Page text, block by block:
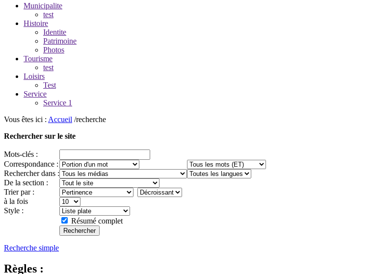
Municipalite
test
Histoire
Identite
Patrimoine
Photos
Tourisme
test
Loisirs
Test
Service
Service 1
Vous êtes ici : Accueil /recherche
Rechercher sur le site
Mots-clés :
Correspondance :
Rechercher dans :
De la section :
Trier par :
à la fois
Style :
Résumé complet
Recherche simple
Règles :